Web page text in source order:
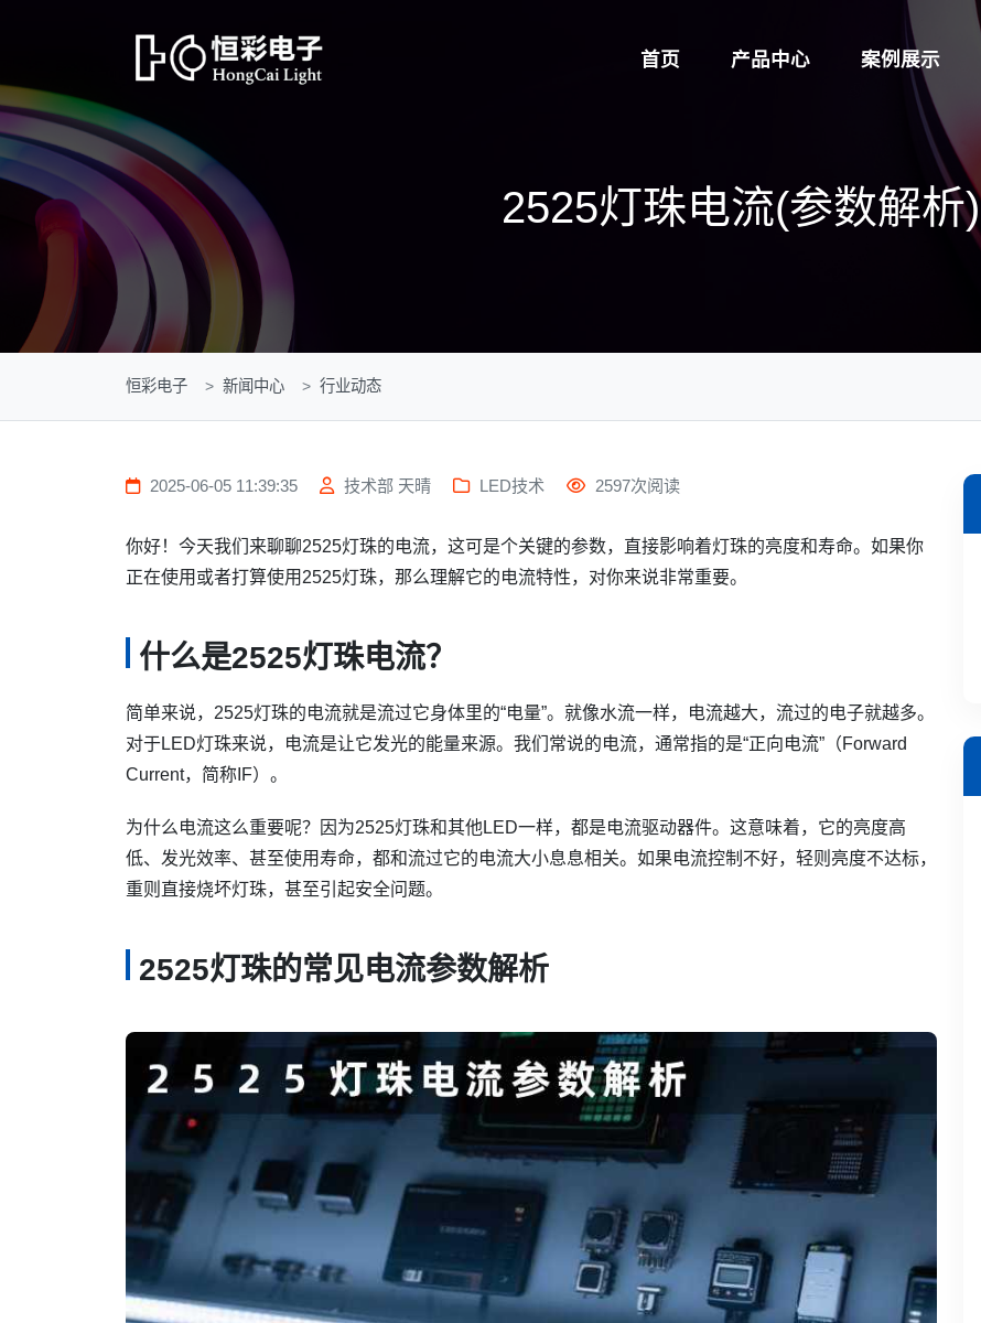
首页 产品中心 案例展示
2525灯珠电流(参数解析)
恒彩电子 新闻中心 行业动态
2025-06-05 11:39:35 技术部 天晴 LED技术 2597次阅读
你好！今天我们来聊聊2525灯珠的电流，这可是个关键的参数，直接影响着灯珠的亮度和寿命。如果你
正在使用或者打算使用2525灯珠，那么理解它的电流特性，对你来说非常重要。
什么是2525灯珠电流？
简单来说，2525灯珠的电流就是流过它身体里的“电量”。就像水流一样，电流越大，流过的电子就越多。
对于LED灯珠来说，电流是让它发光的能量来源。我们常说的电流，通常指的是“正向电流”（Forward
Current，简称IF）。
为什么电流这么重要呢？因为2525灯珠和其他LED一样，都是电流驱动器件。这意味着，它的亮度高
低、发光效率、甚至使用寿命，都和流过它的电流大小息息相关。如果电流控制不好，轻则亮度不达标，
重则直接烧坏灯珠，甚至引起安全问题。
2525灯珠的常见电流参数解析